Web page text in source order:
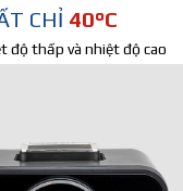
CHỈ 40°C
độ thấp và nhiệt độ cao